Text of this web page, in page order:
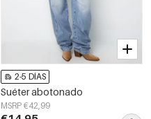
2-5 DÍAS
Suéter abotonado
MSRP €42,99